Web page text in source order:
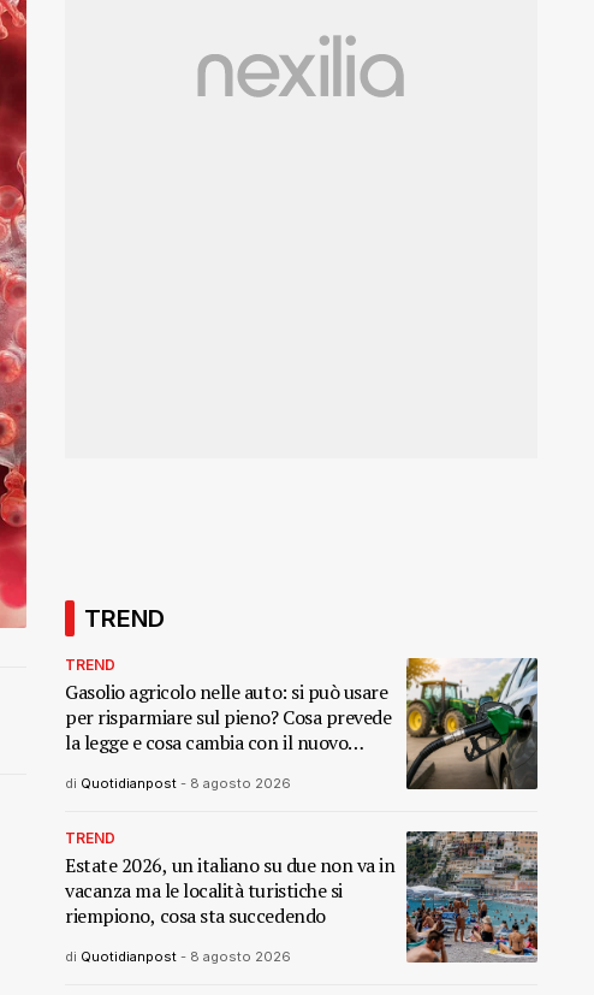
TREND
TREND
Gasolio agricolo nelle auto: si può usare
per risparmiare sul pieno? Cosa prevede
la legge e cosa cambia con il nuovo
di Quotidianpost - 8 agosto 2026
TREND
Estate 2026, un italiano su due non va in
vacanza ma le località turistiche si
riempiono, cosa sta succedendo
di Quotidianpost - 8 agosto 2026